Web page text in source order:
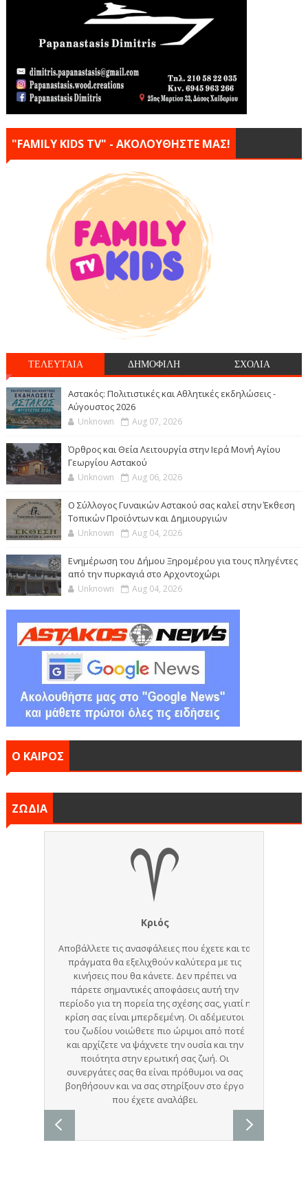
"FAMILY KIDS TV" - ΑΚΟΛΟΥΘΗΣΤΕ ΜΑΣ!
ΤΕΛΕΥΤΑΙΑ ΔΗΜΟΦΙΛΗ ΣΧΟΛΙΑ
Αστακός: Πολιτιστικές και Αθλητικές εκδηλώσεις -
Αύγουστος 2026
Unknown Aug 07, 2026
Όρθρος και Θεία Λειτουργία στην Ιερά Μονή Αγίου
Γεωργίου Αστακού
Unknown Aug 06, 2026
Ο Σύλλογος Γυναικών Αστακού σας καλεί στην Έκθεση
Τοπικών Προϊόντων και Δημιουργιών
Unknown Aug 04, 2026
Ενημέρωση του Δήμου Ξηρομέρου για τους πληγέντες
από την πυρκαγιά στο Αρχοντοχώρι
Unknown Aug 04, 2026
Ο ΚΑΙΡΟΣ
ΖΩΔΙΑ